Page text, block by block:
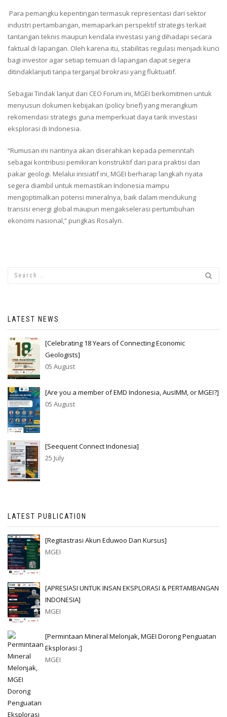
Para pemangku kepentingan termasuk representasi dari sektor
industri pertambangan, memaparkan perspektif strategis terkait
tantangan teknis maupun kendala investasi yang dihadapi secara
faktual di lapangan. Oleh karena itu, stabilitas regulasi menjadi kunci
bagi investor agar setiap temuan di lapangan dapat segera
ditindaklanjuti tanpa terganjal birokrasi yang fluktuatif.
Sebagai Tindak lanjut dari CEO Forum ini, MGEI berkomitmen untuk
menyusun dokumen kebijakan (policy brief) yang merangkum
rekomendasi strategis guna memperkuat daya tarik investasi
eksplorasi di Indonesia.
“Rumusan ini nantinya akan diserahkan kepada pemerintah
sebagai kontribusi pemikiran konstruktif dari para praktisi dan
pakar geologi. Melalui inisiatif ini, MGEI berharap langkah nyata
segera diambil untuk memastikan Indonesia mampu
mengoptimalkan potensi mineralnya, baik dalam mendukung
transisi energi global maupun mengakselerasi pertumbuhan
ekonomi nasional,” pungkas Rosalyn.
LATEST NEWS
[Celebrating 18 Years of Connecting Economic
Geologists]
05 August
[Are you a member of EMD Indonesia, AusIMM, or MGEI?]
05 August
[Seequent Connect Indonesia]
25 July
LATEST PUBLICATION
[Regitastrasi Akun Eduwoo Dan Kursus]
MGEI
[APRESIASI UNTUK INSAN EKSPLORASI & PERTAMBANGAN
INDONESIA]
MGEI
[Permintaan Mineral Melonjak, MGEI Dorong Penguatan
Eksplorasi :]
MGEI